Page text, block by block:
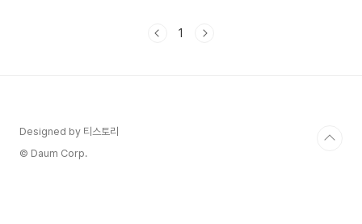
사에 고가 선물·권성동 의원에 1억 정치자금특검은 한학자 총재가 김건희 여사
1
Designed by 티스토리
© Daum Corp.